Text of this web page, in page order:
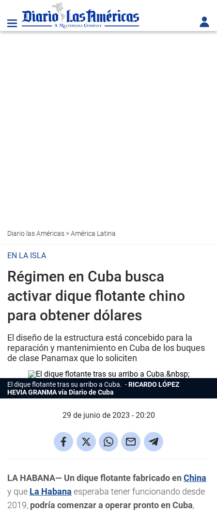
Diario las Américas>América Latina
EN LA ISLA
Régimen en Cuba busca
activar dique flotante chino
para obtener dólares
El diseño de la estructura está concebido para la
reparación y mantenimiento en Cuba de los buques
de clase Panamax que lo soliciten
El dique flotante tras su arribo a Cuba.
RICARDO LÓPEZ
HEVIA GRANMA vía Diario de Cuba
29 de junio de 2023 - 20:20
LA HABANA— Un dique flotante fabricado en China
y que La Habana esperaba tener funcionando desde
2019, podría comenzar a operar pronto en Cuba,